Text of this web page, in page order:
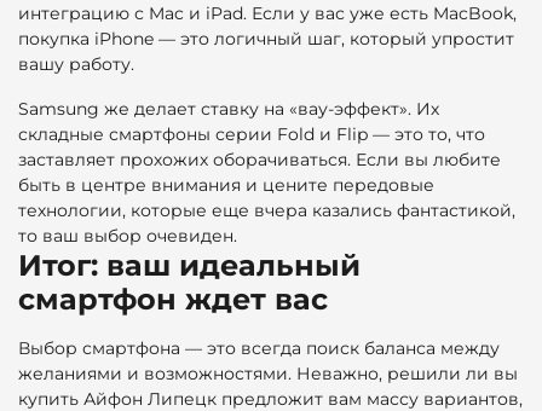
интеграцию с Mac и iPad. Если у вас уже есть MacBook,
покупка iPhone — это логичный шаг, который упростит
вашу работу.
Samsung же делает ставку на «вау-эффект». Их
складные смартфоны серии Fold и Flip — это то, что
заставляет прохожих оборачиваться. Если вы любите
быть в центре внимания и цените передовые
технологии, которые еще вчера казались фантастикой,
то ваш выбор очевиден.
Итог: ваш идеальный
смартфон ждет вас
Выбор смартфона — это всегда поиск баланса между
желаниями и возможностями. Неважно, решили ли вы
купить Айфон Липецк предложит вам массу вариантов,